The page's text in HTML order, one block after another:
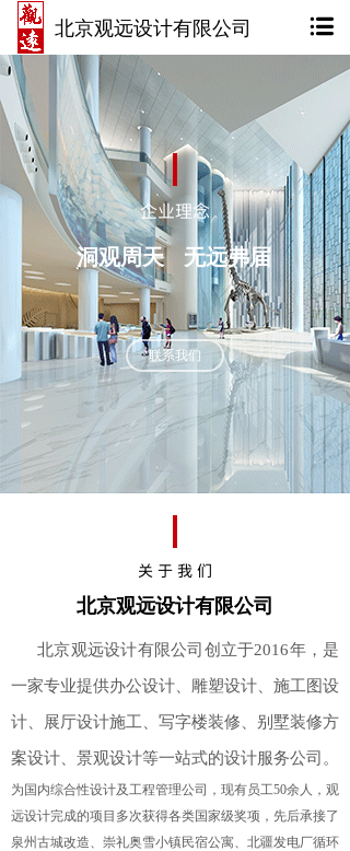
企业理念
洞观周天 无远弗届
联系我们
北京观远设计有限公司
北京观远设计有限公司 创立于2016年， 是
一家专业提供办公设计、雕塑设计、施工图设
计、展厅设计施工、写字楼装修、别墅装修方
案设计、 景观设计等一站式的设计服务公司。
为国内综合性设计及工程管理公司，现有员工50余人，观
远设计完成的项目多次获得各类国家级奖项，先后承接了
泉州古城改造、崇礼奥雪小镇民宿公寓、北疆发电厂循环
关 于 我 们
北京观远设计有限公司